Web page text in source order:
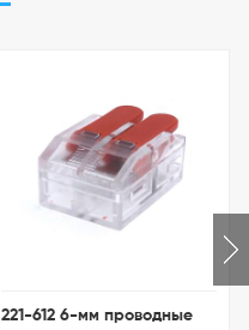
221-612 6-мм проводные